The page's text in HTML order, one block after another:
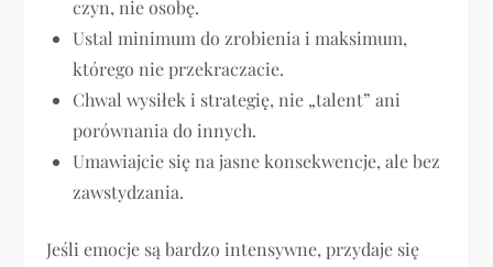
czyn, nie osobę.
Ustal minimum do zrobienia i maksimum,
którego nie przekraczacie.
Chwal wysiłek i strategię, nie „talent” ani
porównania do innych.
Umawiajcie się na jasne konsekwencje, ale bez
zawstydzania.
Jeśli emocje są bardzo intensywne, przydaje się